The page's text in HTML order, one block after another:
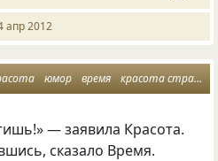
апр 2012
юмор время красота страшная сила
— заявила Красота.
сказало Время.